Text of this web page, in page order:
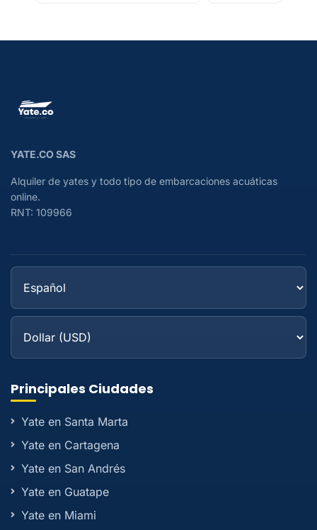
YATE.CO SAS
Alquiler de yates y todo tipo de embarcaciones acuáticas
online.
RNT: 109966
Principales Ciudades
Yate en Santa Marta
Yate en Cartagena
Yate en San Andrés
Yate en Guatape
Yate en Miami